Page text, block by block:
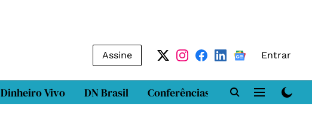
Assine Entrar
Dinheiro Vivo DN Brasil Conferências DN LAB